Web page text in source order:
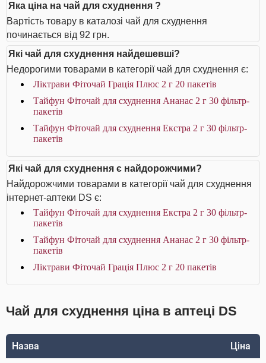
Яка ціна на чай для схуднення ?
Вартість товару в каталозі чай для схуднення
починається від 92 грн.
Які чай для схуднення найдешевші?
Недорогими товарами в категорії чай для схуднення є:
Ліктрави Фіточай Грація Плюс 2 г 20 пакетів
Тайфун Фіточай для схуднення Ананас 2 г 30 фільтр-
пакетів
Тайфун Фіточай для схуднення Екстра 2 г 30 фільтр-
пакетів
Які чай для схуднення є найдорожчими?
Найдорожчими товарами в категорії чай для схуднення
інтернет-аптеки DS є:
Тайфун Фіточай для схуднення Екстра 2 г 30 фільтр-
пакетів
Тайфун Фіточай для схуднення Ананас 2 г 30 фільтр-
пакетів
Ліктрави Фіточай Грація Плюс 2 г 20 пакетів
Чай для схуднення ціна в аптеці DS
Назва Ціна